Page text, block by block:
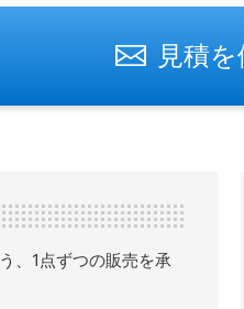
見積
、1点ずつの販売を承